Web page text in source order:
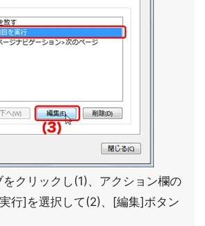
クリックし(1)、アクション欄の
行]を選択して(2)、[編集]ボタン